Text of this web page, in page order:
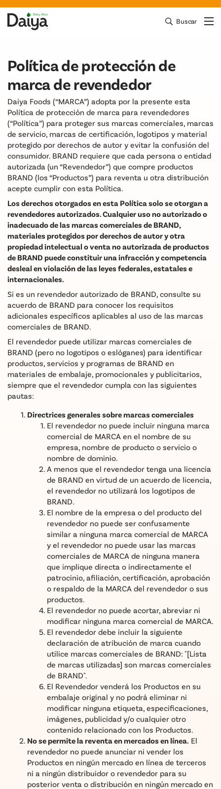
Ir
directamente
Daiya Foods
Buscar
Política de protección de
marca de revendedor
Daiya Foods (“MARCA”) adopta por la presente esta
Política de protección de marca para revendedores
(“Política”) para proteger sus marcas comerciales, marcas
de servicio, marcas de certificación, logotipos y material
protegido por derechos de autor y evitar la confusión del
consumidor. BRAND requiere que cada persona o entidad
autorizada (un “Revendedor”) que compre productos
BRAND (los “Productos”) para reventa u otra distribución
acepte cumplir con esta Política.
Los derechos otorgados en esta Política solo se otorgan a
revendedores autorizados. Cualquier uso no autorizado o
inadecuado de las marcas comerciales de BRAND,
materiales protegidos por derechos de autor y otra
propiedad intelectual o venta no autorizada de productos
de BRAND puede constituir una infracción y competencia
desleal en violación de las leyes federales, estatales e
internacionales.
Si es un revendedor autorizado de BRAND, consulte su
acuerdo de BRAND para conocer los requisitos
adicionales específicos aplicables al uso de las marcas
comerciales de BRAND.
El revendedor puede utilizar marcas comerciales de
BRAND (pero no logotipos o eslóganes) para identificar
productos, servicios y programas de BRAND en
materiales de embalaje, promocionales y publicitarios,
siempre que el revendedor cumpla con las siguientes
pautas:
Directrices generales sobre marcas comerciales
El revendedor no puede incluir ninguna marca
comercial de MARCA en el nombre de su
empresa, nombre de producto o servicio o
nombre de dominio.
A menos que el revendedor tenga una licencia
de BRAND en virtud de un acuerdo de licencia,
el revendedor no utilizará los logotipos de
BRAND.
El nombre de la empresa o del producto del
revendedor no puede ser confusamente
similar a ninguna marca comercial de MARCA
y el revendedor no puede usar las marcas
comerciales de MARCA de ninguna manera
que implique directa o indirectamente el
patrocinio, afiliación, certificación, aprobación
o respaldo de la MARCA del revendedor o sus
productos.
El revendedor no puede acortar, abreviar ni
modificar ninguna marca comercial de MARCA.
El revendedor debe incluir la siguiente
declaración de atribución de marca cuando
utilice marcas comerciales de BRAND: "[Lista
de marcas utilizadas] son ​​marcas comerciales
de BRAND".
El Revendedor venderá los Productos en su
embalaje original y no podrá eliminar ni
modificar ninguna etiqueta, especificaciones,
imágenes, publicidad y/o cualquier otro
contenido relacionado con los Productos.
No se permite la reventa en mercados en línea. El
revendedor no puede anunciar ni vender los
Productos en ningún mercado en línea de terceros
ni a ningún distribuidor o revendedor para su
posterior venta o distribución en ningún mercado en